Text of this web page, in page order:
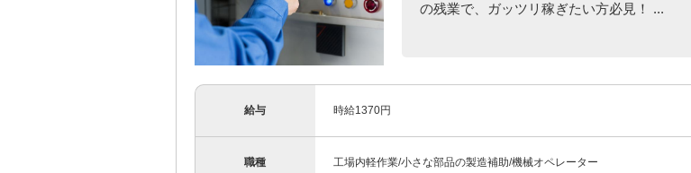
の残業で、ガッツリ稼ぎたい方必見！ ...
給与 時給1370円
職種 工場内軽作業/小さな部品の製造補助/機械オペレーター